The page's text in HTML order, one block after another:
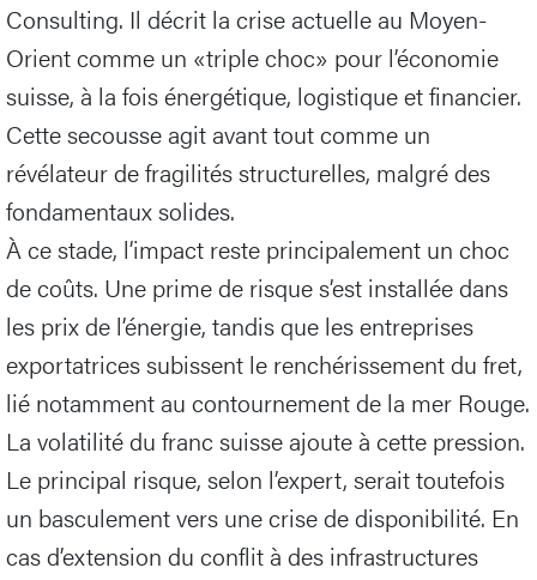
Consulting. Il décrit la crise actuelle au Moyen-
Orient comme un «triple choc» pour l’économie
suisse, à la fois énergétique, logistique et financier.
Cette secousse agit avant tout comme un
révélateur de fragilités structurelles, malgré des
fondamentaux solides.
À ce stade, l’impact reste principalement un choc
de coûts. Une prime de risque s’est installée dans
les prix de l’énergie, tandis que les entreprises
exportatrices subissent le renchérissement du fret,
lié notamment au contournement de la mer Rouge.
La volatilité du franc suisse ajoute à cette pression.
Le principal risque, selon l’expert, serait toutefois
un basculement vers une crise de disponibilité. En
cas d’extension du conflit à des infrastructures